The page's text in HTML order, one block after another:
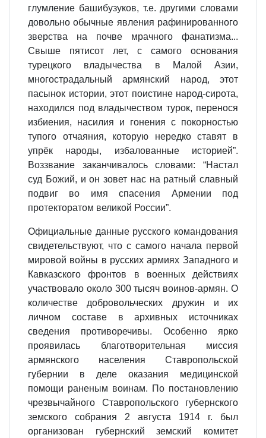
глумление башибузуков, т.е. другими словами
довольно обычные явления рафинированного
зверства на почве мрачного фанатизма...
Свыше пятисот лет, с самого основания
турецкого владычества в Малой Азии,
многострадальный армянский народ, этот
пасынок истории, этот поистине народ-сирота,
находился под владычеством турок, перенося
избиения, насилия и гонения с покорностью
тупого отчаяния, которую нередко ставят в
упрёк народы, избалованные историей”.
Воззвание заканчивалось словами: “Настал
суд Божий, и он зовет нас на ратный славный
подвиг во имя спасения Армении под
протекторатом великой России”.
Официальные данные русского командования
свидетельствуют, что с самого начала первой
мировой войны в русских армиях Западного и
Кавказского фронтов в военных действиях
участвовало около 300 тысяч воинов-армян. О
количестве добровольческих дружин и их
личном составе в архивных источниках
сведения противоречивы. Особенно ярко
проявилась благотворительная миссия
армянского населения Ставропольской
губернии в деле оказания медицинской
помощи раненым воинам. По постановлению
чрезвычайного Ставропольского губернского
земского собрания 2 августа 1914 г. был
организован губернский земский комитет